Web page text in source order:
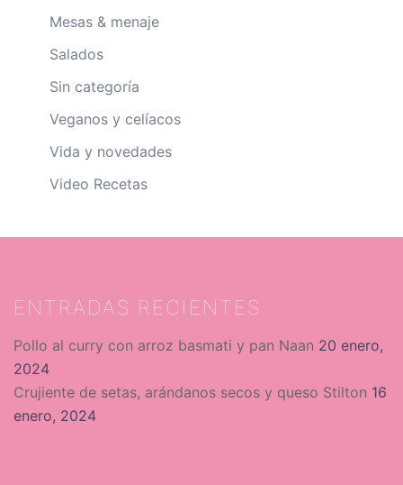
Mesas & menaje
Salados
Sin categoría
Veganos y celíacos
Vida y novedades
Video Recetas
ENTRADAS RECIENTES
Pollo al curry con arroz basmati y pan Naan 20 enero,
2024
Crujiente de setas, arándanos secos y queso Stilton 16
enero, 2024